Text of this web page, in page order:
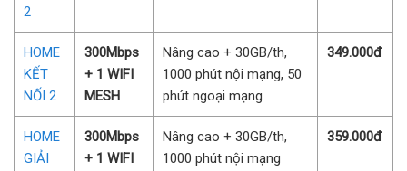
2
HOME
KẾT
NỐI 2
300Mbps
+ 1 WIFI
MESH
Nâng cao + 30GB/th,
1000 phút nội mạng, 50
phút ngoại mạng
349.000đ
HOME
GIẢI
300Mbps
+ 1 WIFI
Nâng cao + 30GB/th,
1000 phút nội mạng
359.000đ